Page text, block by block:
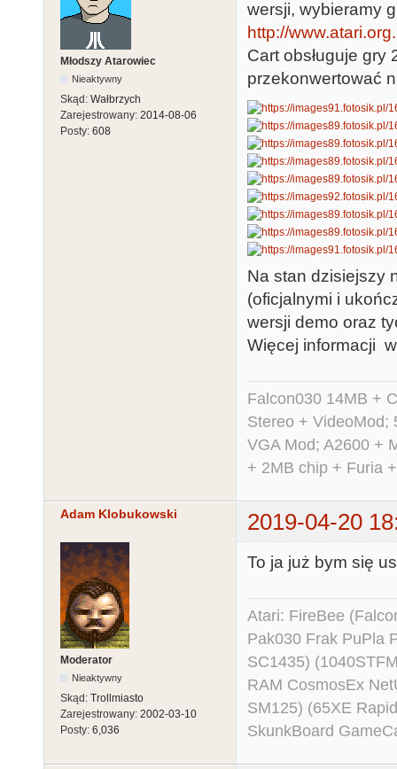
Młodszy Atarowiec
Nieaktywny
Skąd: Wałbrzych
Zarejestrowany: 2014-08-06
Posty: 608
wersji, wybieramy
http://
Cart obsługuje
przekonwertować
Na stan dzisiejszy
(oficjalnymi i
wersji demo oraz
Więcej informacji
Falcon030 14MB +
Stereo + VideoMod;
VGA Mod; A2600 +
+ 2MB chip + Furia
Adam Klobukowski 2019-04-20
Moderator
Nieaktywny
Skąd: Trollmiasto
Zarejestrowany: 2002-03-10
Posty: 6,036
To ja już bym się
Atari: FireBee
Pak030 Frak PuPla
SC1435)
RAM CosmosEx
SM125) (65XE
SkunkBoard